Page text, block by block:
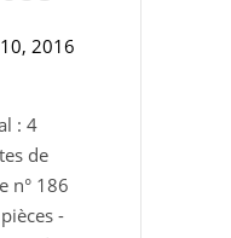
2016
: 4
de
n° 186
-